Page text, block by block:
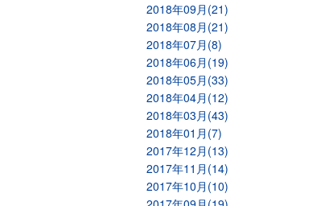
2018年09月(21)
2018年08月(21)
2018年07月(8)
2018年06月(19)
2018年05月(33)
2018年04月(12)
2018年03月(43)
2018年01月(7)
2017年12月(13)
2017年11月(14)
2017年10月(10)